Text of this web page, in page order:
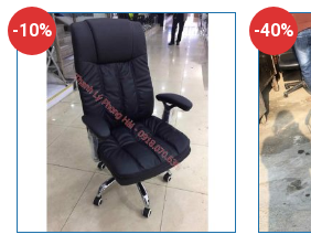
320,000₫.
-10% -40%